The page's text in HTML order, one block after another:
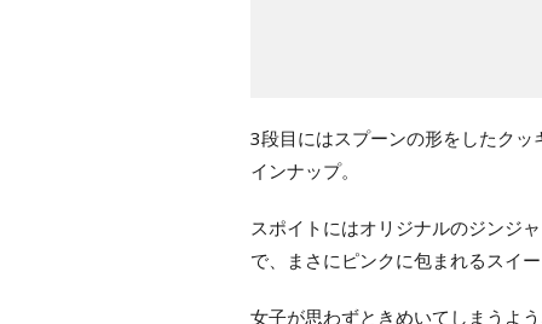
3段目にはスプーンの形をしたク
インナップ。
スポイトにはオリジナルのジンジ
で、まさにピンクに包まれるスイ
女子が思わずときめいてしまうよ